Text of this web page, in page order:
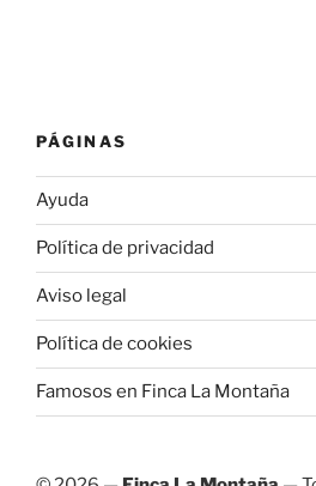
PÁGINAS
Ayuda
Política de privacidad
Aviso legal
Política de cookies
Famosos en Finca La Montaña